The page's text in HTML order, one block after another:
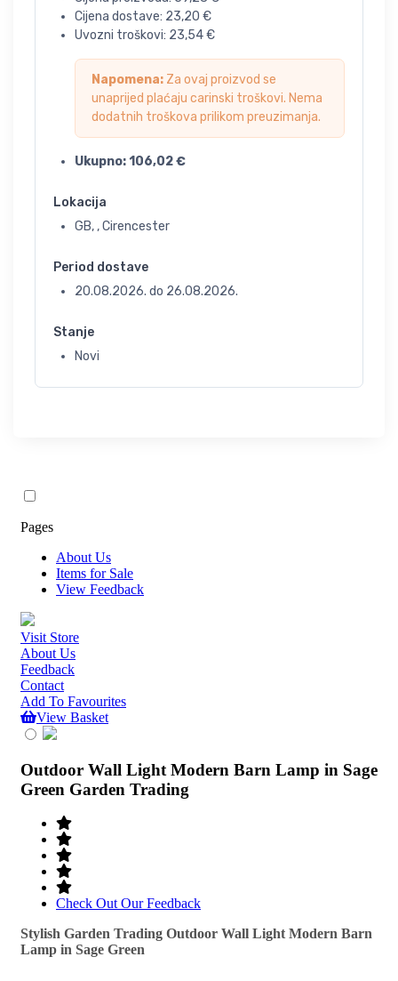
Cijena dostave: 23,20 €
Uvozni troškovi: 23,54€
Napomena: Za ovaj proizvod se
unaprijed plaćaju carinski troškovi. Nema
dodatnih troškova prilikom preuzimanja.
Ukupno:106,02€
Lokacija
GB, , Cirencester
Period dostave
20.08.2026. do 26.08.2026.
Stanje
Novi